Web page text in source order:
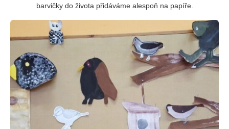
barvičky do života přidáváme alespoň na papíře.